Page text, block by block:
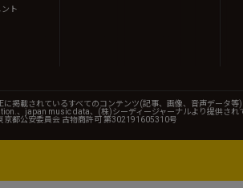
ト
に掲載されているすべてのコンテンツ(記事、画像、音声データ
、japan music data、(株)シーディージャーナルより提供され
京都公安委員会 古物商許可 第302191605310号